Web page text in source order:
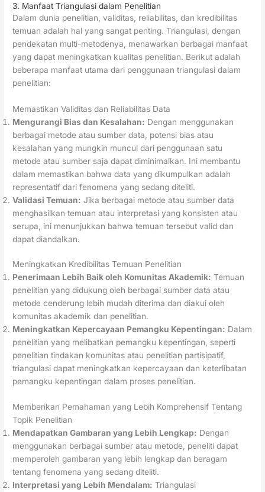
3. Manfaat Triangulasi dalam Penelitian
Dalam dunia penelitian, validitas, reliabilitas, dan kredibilitas
temuan adalah hal yang sangat penting. Triangulasi, dengan
pendekatan multi-metodenya, menawarkan berbagai manfaat
yang dapat meningkatkan kualitas penelitian. Berikut adalah
beberapa manfaat utama dari penggunaan triangulasi dalam
penelitian:
Memastikan Validitas dan Reliabilitas Data
Mengurangi Bias dan Kesalahan: Dengan menggunakan
berbagai metode atau sumber data, potensi bias atau
kesalahan yang mungkin muncul dari penggunaan satu
metode atau sumber saja dapat diminimalkan. Ini membantu
dalam memastikan bahwa data yang dikumpulkan adalah
representatif dari fenomena yang sedang diteliti.
Validasi Temuan: Jika berbagai metode atau sumber data
menghasilkan temuan atau interpretasi yang konsisten atau
serupa, ini menunjukkan bahwa temuan tersebut valid dan
dapat diandalkan.
Meningkatkan Kredibilitas Temuan Penelitian
Penerimaan Lebih Baik oleh Komunitas Akademik: Temuan
penelitian yang didukung oleh berbagai sumber data atau
metode cenderung lebih mudah diterima dan diakui oleh
komunitas akademik dan penelitian.
Meningkatkan Kepercayaan Pemangku Kepentingan: Dalam
penelitian yang melibatkan pemangku kepentingan, seperti
penelitian tindakan komunitas atau penelitian partisipatif,
triangulasi dapat meningkatkan kepercayaan dan keterlibatan
pemangku kepentingan dalam proses penelitian.
Memberikan Pemahaman yang Lebih Komprehensif Tentang
Topik Penelitian
Mendapatkan Gambaran yang Lebih Lengkap: Dengan
menggunakan berbagai sumber atau metode, peneliti dapat
memperoleh gambaran yang lebih lengkap dan beragam
tentang fenomena yang sedang diteliti.
Interpretasi yang Lebih Mendalam: Triangulasi